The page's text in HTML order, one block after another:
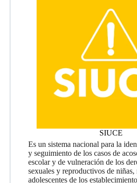
SIUCE
Es un sistema nacional para la
y seguimiento de los casos de
escolar y de vulneración de los
sexuales y reproductivos de
adolescentes de los